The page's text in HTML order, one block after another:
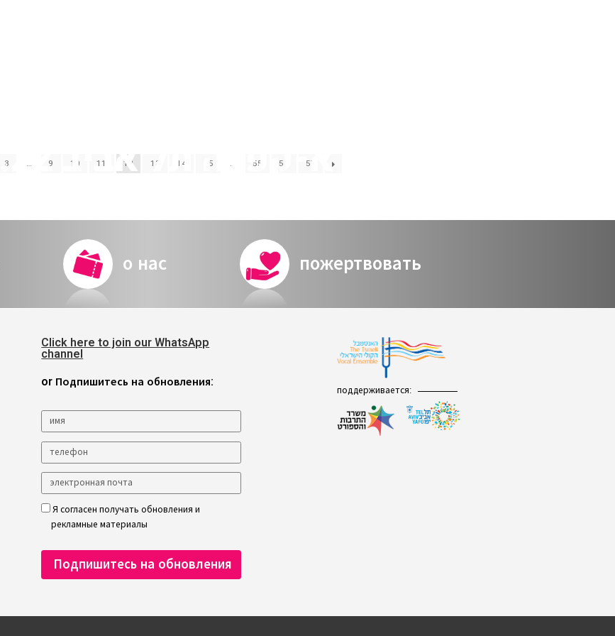
3 … 9 10 11 12 13 14 15 … 55 56 57
о нас пожертвовать
Click here to join our WhatsApp
channel
or Подпишитесь на обновления:
Я согласен получать обновления и
рекламные материалы
поддерживается: